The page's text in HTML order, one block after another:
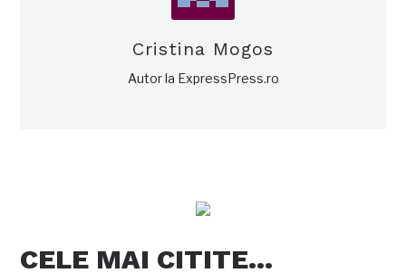
Cristina Mogos
Autor la ExpressPress.ro
CELE MAI CITITE…